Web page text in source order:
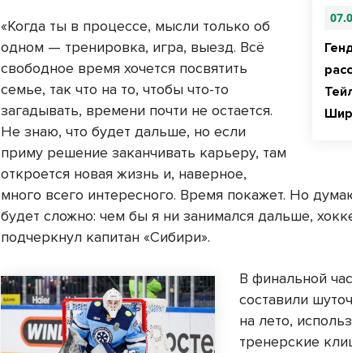
«Когда ты в процессе, мысли только об
одном — тренировка, игра, выезд. Всё
свободное время хочется посвятить
семье, так что на то, чтобы что-то
загадывать, времени почти не остается.
Не знаю, что будет дальше, но если
приму решение заканчивать карьеру, там
откроется новая жизнь и, наверное,
много всего интересного. Время покажет. Но
будет сложно: чем бы я ни занимался дальше,
подчеркнул капитан «Сибири».
В финальной
составили
на лето,
тренерские